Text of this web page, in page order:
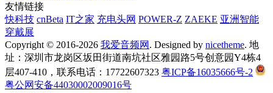
友情链接
快科技 cnBeta IT之家 充电头网 POWER-Z ZAEKE 亚洲智能
穿戴展
Copyright © 2016-2026 我爱音频网 . Designed by nicetheme. 地
址：深圳市龙岗区坂田街道南坑社区雅园路5号创意园Y4栋4
层407-410，联系电话：17722607323 粤ICP备16035666号-2
粤公网安备44030002009016号